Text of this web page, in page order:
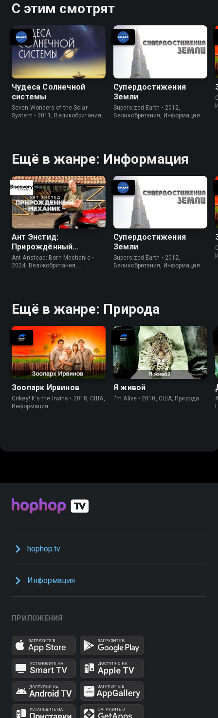
С этим смотрят
Чудеса Солнечной
системы
Seven Wonders of the Solar
System • 2011, Великобритания,
Супердостижения
Земли
Supersized Earth • 2012,
Великобритания, Информация
Ещё в жанре: Информация
Ант Энстид:
Прирождённый
механик
Ant Anstead: Born Mechanic •
2024, Великобритания,
Супердостижения
Земли
Supersized Earth • 2012,
Великобритания, Информация
Ещё в жанре: Природа
Зоопарк Ирвинов
Crikey! It's the Irwins • 2018, США,
Информация
Я живой
I'm Alive • 2010, США, Природа
hophop.tv
Информация
ПРИЛОЖЕНИЯ